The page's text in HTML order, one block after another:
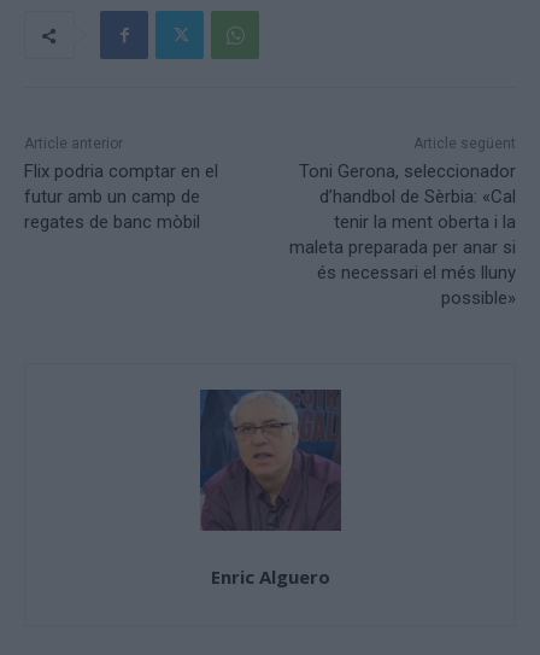
Article anterior
Flix podria comptar en el
futur amb un camp de
regates de banc mòbil
Article següent
Toni Gerona, seleccionador
d’handbol de Sèrbia: «Cal
tenir la ment oberta i la
maleta preparada per anar si
és necessari el més lluny
possible»
Enric Alguero